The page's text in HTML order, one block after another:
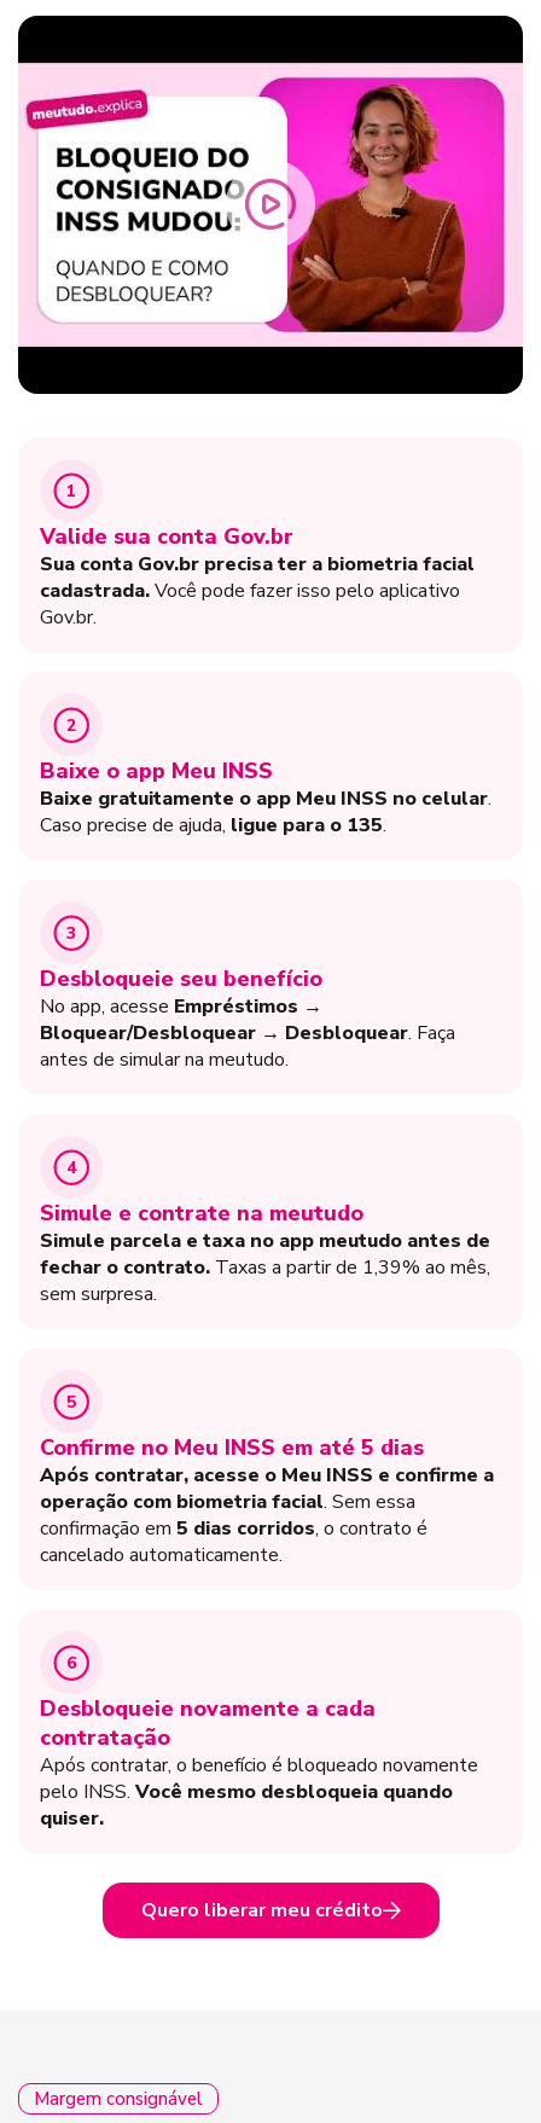
1
Valide sua conta Gov.br
Sua conta Gov.br precisa ter a biometria facial
cadastrada.Você pode fazer isso pelo aplicativo
Gov.br.
2
Baixe o app Meu INSS
Baixe gratuitamente o app Meu INSS no celular.
Caso precise de ajuda, ligue para o 135.
3
Desbloqueie seu benefício
No app, acesse Empréstimos →
Bloquear/Desbloquear → Desbloquear. Faça
antes de simular na meutudo.
4
Simule e contrate na meutudo
Simule parcela e taxa no app meutudo antes de
fechar o contrato. Taxas a partir de 1,39% ao mês,
sem surpresa.
5
Confirme no Meu INSS em até 5 dias
Após contratar, acesse o Meu INSS e confirme a
operação com biometria facial. Sem essa
confirmação em 5 dias corridos, o contrato é
cancelado automaticamente.
6
Desbloqueie novamente a cada
contratação
Após contratar, o benefício é bloqueado novamente
pelo INSS. Você mesmo desbloqueia quando
quiser.
Quero liberar meu crédito
Margem consignável